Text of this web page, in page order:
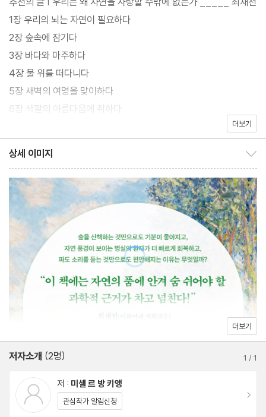
인간이 자연 속에 머물 때 뇌에서 활성화되는 행복 메커니즘을 탐구
한 과학 교양서. 프랑스 국립보건의학연구소장이자 20여 년간 뇌와
신경을 연구해온 신경과학자인 저자 미셸 르 방 키앵은 코로나 팬데
믹 기간에 내려진 봉쇄령으로 ‘자연의 부재’를 경험했다. 자연과 접
촉할 수 있는 기회가 차단되면서 그동안 당연하게 누리던 자연이 주
는 혜택을 절감하게 된 것이다. 그래서 자연을 향한 인간의 ‘본능적
복하게 만들 수 있다면』이 그 결과다.
자연은 어떻게 삶의 기쁨이 되는가? 이 책은 인간이 자연과 조화를
이루며 진화했기 때문에 자연을 향한 과학적 이끌림이 유전자에 내
재해 있다고 말하며 자연이 인간의 신체부터 심리까지 전방위적으
로 선물하는 긍정적 혜택을 과학적으로 명징하게 증명해낸다. 나무
의 피톤치드가 조절하는 자율신경계, 파도의 리듬으로 동기화된 뇌
파 등 다양한 과학 분야의 최신 연구 결과를 소개함으로써 설득력을
연을 제안한다.
1장 우리의 뇌는 자연이 필요하다
2장 숲속에 잠기다
3장 바다와 마주하다
4장 물 위를 떠다니다
5장 새벽의 여명을 맞이하다
6장 색깔의 아름다움에 취하다
9장 동물과 눈이 마주치다
10장 흙과 친하게 지내다
11장 산의 고요함에 귀 기울이다
12장 별을 응시하다
결론 자신으로부터 걸어 나오다
참고문헌
도판 출처
더보기
상세 이미지
더보기
저자소개 (2명) 1 /1
저 : 미셸 르 방 키앵
관심작가 알림신청